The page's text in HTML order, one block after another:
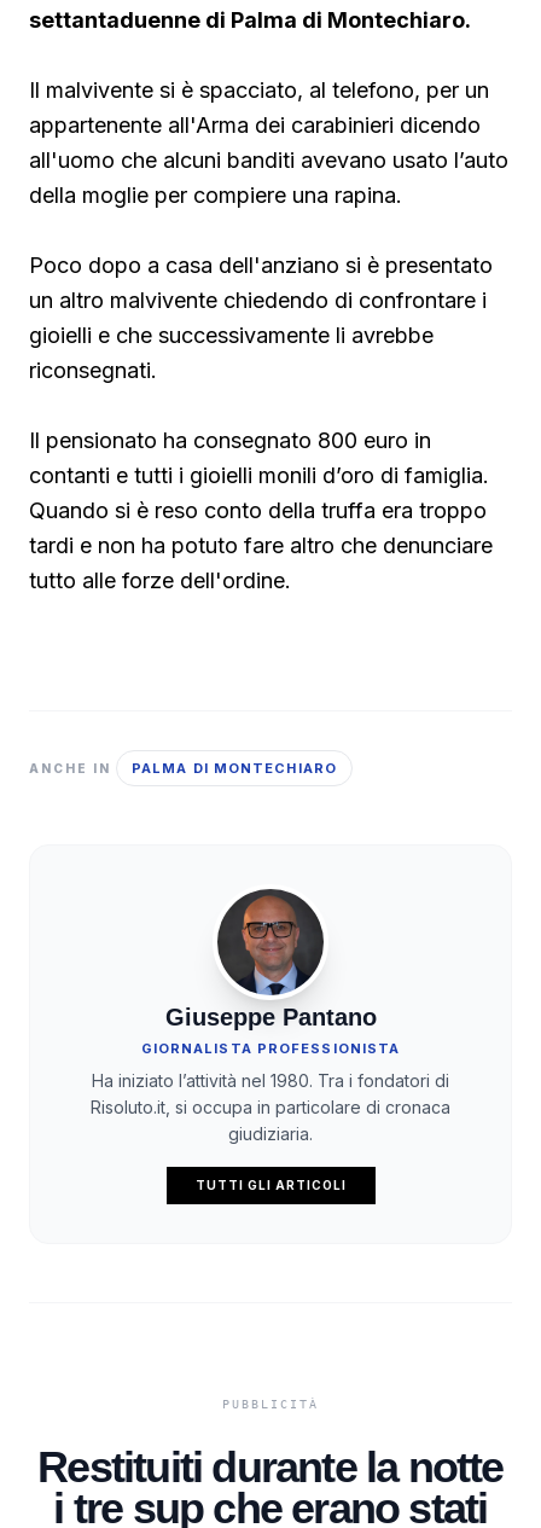
settantaduenne di Palma di Montechiaro.
Il malvivente si è spacciato, al telefono, per un
appartenente all'Arma dei carabinieri dicendo
all'uomo che alcuni banditi avevano usato l’auto
della moglie per compiere una rapina.
Poco dopo a casa dell'anziano si è presentato
un altro malvivente chiedendo di confrontare i
gioielli e che successivamente li avrebbe
riconsegnati.
Il pensionato ha consegnato 800 euro in
contanti e tutti i gioielli monili d’oro di famiglia.
Quando si è reso conto della truffa era troppo
tardi e non ha potuto fare altro che denunciare
tutto alle forze dell'ordine.
ANCHE IN PALMA DI MONTECHIARO
Giuseppe Pantano
GIORNALISTA PROFESSIONISTA
Ha iniziato l’attività nel 1980. Tra i fondatori di
Risoluto.it, si occupa in particolare di cronaca
giudiziaria.
TUTTI GLI ARTICOLI
Restituiti durante la notte
i tre sup che erano stati